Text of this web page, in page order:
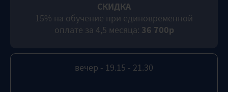
СКИДКА
15% на обучение при единовременной
оплате за 4,5 месяца: 36 700р
вечер - 19.15 - 21.30